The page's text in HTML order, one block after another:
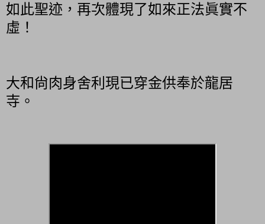
如此聖迹，再次體現了如來正法眞實不
虛！
大和尙肉身舍利現已穿金供奉於龍居
寺。